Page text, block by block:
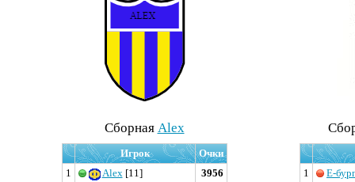
Cборная Alex
Игрок
Очки
1
Alex[11] 3956 1 Е-бург